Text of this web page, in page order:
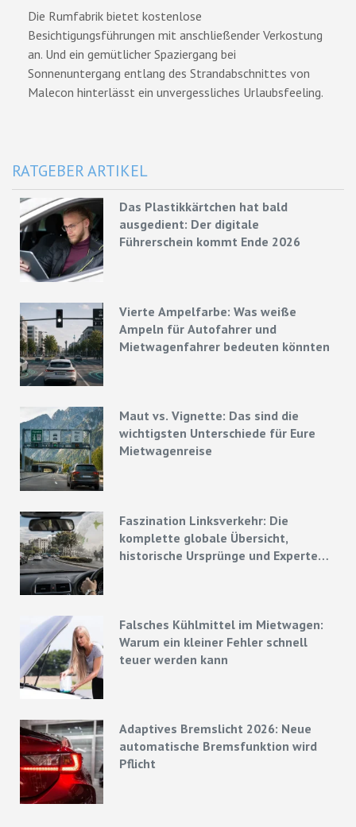
Die Rumfabrik bietet kostenlose
Besichtigungsführungen mit anschließender Verkostung
an. Und ein gemütlicher Spaziergang bei
Sonnenuntergang entlang des Strandabschnittes von
Malecon hinterlässt ein unvergessliches Urlaubsfeeling.
RATGEBER ARTIKEL
Das Plastikkärtchen hat bald
ausgedient: Der digitale
Führerschein kommt Ende 2026
Vierte Ampelfarbe: Was weiße
Ampeln für Autofahrer und
Mietwagenfahrer bedeuten könnten
Maut vs. Vignette: Das sind die
wichtigsten Unterschiede für Eure
Mietwagenreise
Faszination Linksverkehr: Die
komplette globale Übersicht,
historische Ursprünge und Experten-
Falsches Kühlmittel im Mietwagen:
Warum ein kleiner Fehler schnell
teuer werden kann
Adaptives Bremslicht 2026: Neue
automatische Bremsfunktion wird
Pflicht